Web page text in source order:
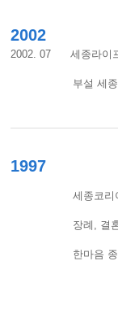
2002
2002. 07 세종라이
부설 세
1997
세종코리
장례, 결
한마음